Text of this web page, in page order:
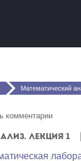
Математический
комментарии
Лекция 1